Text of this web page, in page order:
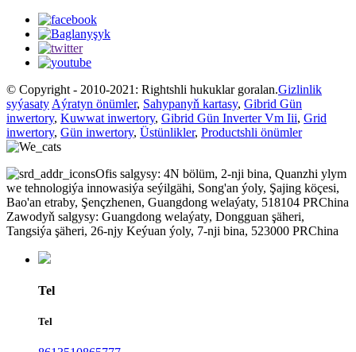
© Copyright - 2010-2021: Rightshli hukuklar goralan.Gizlinlik
syýasaty Aýratyn önümler, Sahypanyň kartasy, Gibrid Gün
inwertory, Kuwwat inwertory, Gibrid Gün Inverter Vm Iii, Grid
inwertory, Gün inwertory, Üstünlikler, Productshli önümler
Ofis salgysy: 4N bölüm, 2-nji bina, Quanzhi ylym
we tehnologiýa innowasiýa seýilgähi, Song'an ýoly, Şajing köçesi,
Bao'an etraby, Şençzhenen, Guangdong welaýaty, 518104 PRChina
Zawodyň salgysy: Guangdong welaýaty, Dongguan şäheri,
Tangsiýa şäheri, 26-njy Keýuan ýoly, 7-nji bina, 523000 PRChina
Tel
Tel